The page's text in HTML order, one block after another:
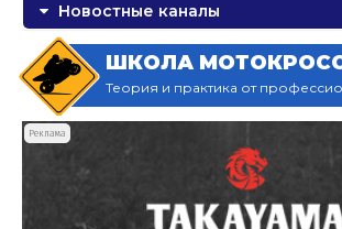
Новостные каналы
ШКОЛА
Теория и практика от
Реклама